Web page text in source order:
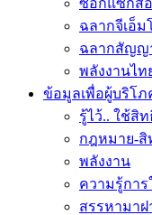
ซอกแซกสื่อ
ฉลากจีเอ็ม
ฉลากสัญญ
พลังงานไท
ข้อมูลเพื่อผู้บริโภ
รู้ไว้.. ใช้สิท
กฎหมาย-สิ
พลังงาน
ความรู้การ
สรรหามาฝ